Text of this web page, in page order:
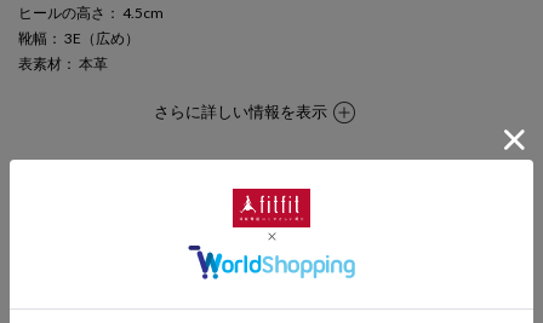
ヒールの高さ ： 4.5cm
靴幅 ： 3E（広め）
表素材 ： 本革
さらに詳しい情報を表示
この商品は期間限定セール対象商品です。
キャンペーン終了日時